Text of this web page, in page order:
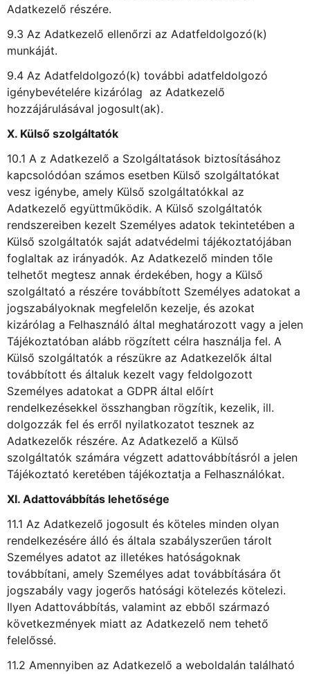
Adatkezelő részére.
9.3 Az Adatkezelő ellenőrzi az Adatfeldolgozó(k)
munkáját.
9.4 Az Adatfeldolgozó(k) további adatfeldolgozó
igénybevételére kizárólag az Adatkezelő
hozzájárulásával jogosult(ak).
X. Külső szolgáltatók
10.1 A z Adatkezelő a Szolgáltatások biztosításához
kapcsolódóan számos esetben Külső szolgáltatókat
vesz igénybe, amely Külső szolgáltatókkal az
Adatkezelő együttműködik. A Külső szolgáltatók
rendszereiben kezelt Személyes adatok tekintetében a
Külső szolgáltatók saját adatvédelmi tájékoztatójában
foglaltak az irányadók. Az Adatkezelő minden tőle
telhetőt megtesz annak érdekében, hogy a Külső
szolgáltató a részére továbbított Személyes adatokat a
jogszabályoknak megfelelőn kezelje, és azokat
kizárólag a Felhasználó által meghatározott vagy a jelen
Tájékoztatóban alább rögzített célra használja fel. A
Külső szolgáltatók a részükre az Adatkezelők által
továbbított és általuk kezelt vagy feldolgozott
Személyes adatokat a GDPR által előírt
rendelkezésekkel összhangban rögzítik, kezelik, ill.
dolgozzák fel és erről nyilatkozatot tesznek az
Adatkezelők részére. Az Adatkezelő a Külső
szolgáltatók számára végzett adattovábbításról a jelen
Tájékoztató keretében tájékoztatja a Felhasználókat.
XI. Adattovábbítás lehetősége
11.1 Az Adatkezelő jogosult és köteles minden olyan
rendelkezésére álló és általa szabályszerűen tárolt
Személyes adatot az illetékes hatóságoknak
továbbítani, amely Személyes adat továbbítására őt
jogszabály vagy jogerős hatósági kötelezés kötelezi.
Ilyen Adattovábbítás, valamint az ebből származó
következmények miatt az Adatkezelő nem tehető
felelőssé.
11.2 Amennyiben az Adatkezelő a weboldalán található